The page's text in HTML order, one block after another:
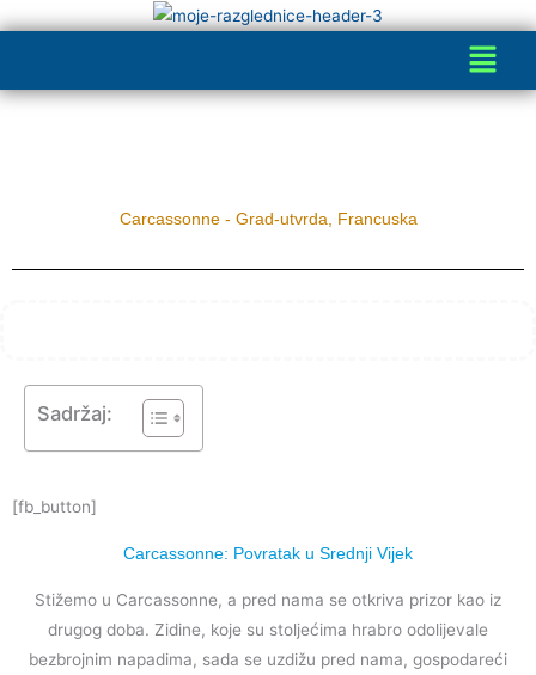
Menu
Carcassonne - Grad-utvrda, Francuska
Sadržaj:
[fb_button]
Carcassonne: Povratak u Srednji Vijek
Stižemo u Carcassonne, a pred nama se otkriva prizor kao iz
drugog doba. Zidine, koje su stoljećima hrabro odolijevale
bezbrojnim napadima, sada se uzdižu pred nama, gospodareći